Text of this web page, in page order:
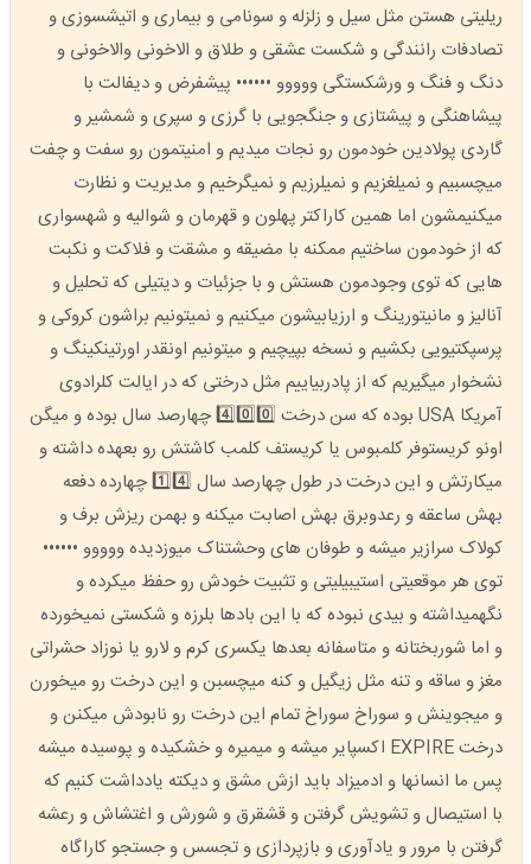
ریلیتی هستن مثل سیل و زلزله و سونامی و بیماری و اتیشسوزی و
تصادفات رانندگی و شکست عشقی و طلاق و الاخونی والاخونی و
دنگ و فنگ و ورشکستگی ووووو •••••• پیشفرض و دیفالت با
پیشاهنگی و پیشتازی و جنگجویی با گرزی و سپری و شمشیر و
گاردی پولادین خودمون رو نجات میدیم و امنیتمون رو سفت و چفت
میچسبیم و نمیلغزیم و نمیلرزیم و نمیگرخیم و مدیریت و نظارت
میکنیمشون اما همین کاراکتر پهلون و قهرمان و شوالیه و شهسواری
که از خودمون ساختیم ممکنه با مضیقه و مشقت و فلاکت و نکبت
هایی که توی وجودمون هستش و با جزئیات و دیتیلی که تحلیل و
آنالیز و مانیتورینگ و ارزیابیشون میکنیم و نمیتونیم براشون کروکی و
پرسپکتیویی بکشیم و نسخه بپیچیم و میتونیم اونقدر اورتینکینگ و
نشخوار میگیریم که از پادربیاییم مثل درختی که در ایالت کلرادوی
آمریکا USA بوده که سن درخت 4️⃣0️⃣0️⃣ چهارصد سال بوده و میگن
اونو کریستوفر کلمبوس یا کريستف کلمب کاشتش رو بعهده داشته و
میکارتش و این درخت در طول چهارصد سال 1️⃣4️⃣ چهارده دفعه
بهش ساعقه و رعدوبرق بهش اصابت میکنه و بهمن ریزش برف و
کولاک سرازیر میشه و طوفان های وحشتناک میوزدیده ووووو ••••••
توی هر موقعیتی استیبیلیتی و تثبیت خودش رو حفظ میکرده و
نگهمیداشته و بیدی نبوده که با این بادها بلرزه و شکستی نمیخورده
و اما شوربختانه و متاسفانه بعدها یکسری کرم و لارو یا نوزاد حشراتی
مغز و ساقه و تنه مثل زیگیل و کنه میچسبن و این درخت رو میخورن
و میجوینش و سوراخ سوراخ تمام این درخت رو نابودش میکنن و
درخت EXPIRE اکسپایر میشه و میمیره و خشکیده و پوسیده میشه
پس ما انسانها و ادمیزاد باید ازش مشق و دیکته یادداشت کنیم که
با استیصال و تشویش گرفتن و قشقرق و شورش و اغتشاش و رعشه
گرفتن با مرور و یادآوری و بازپردازی و تجسس و جستجو کاراگاه